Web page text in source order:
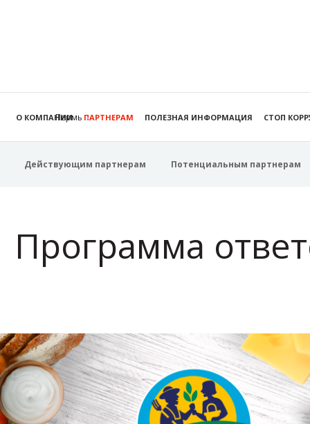
Пермь
О КОМПАНИИ ПАРТНЕРАМ ПОЛЕЗНАЯ ИНФОРМАЦИЯ СТОП
Действующим партнерам Потенциальным партнерам
Программа